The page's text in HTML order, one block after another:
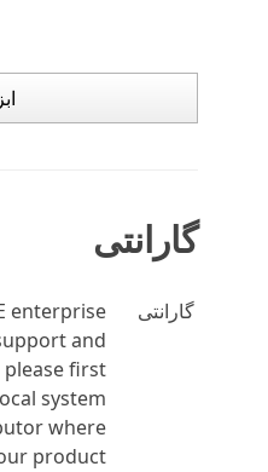
گارانتی
گارانتی
enterprise
and
first
system
where
product.